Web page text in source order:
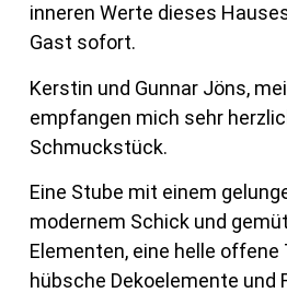
inneren Werte dieses
Gast sofort.
Kerstin und Gunnar Jöns,
empfangen mich sehr
Schmuckstück.
Eine Stube mit einem
modernem Schick und
Elementen, eine helle offene
hübsche Dekoelemente und